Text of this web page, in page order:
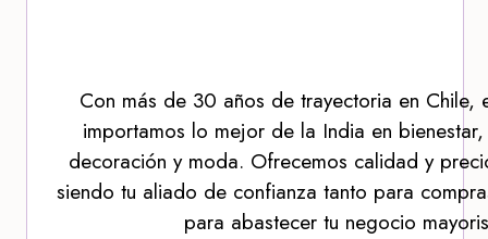
Con más de 30 años de trayectoria en Chile,
importamos lo mejor de la India en
decoración y moda. Ofrecemos calidad y
siendo tu aliado de confianza tanto para
para abastecer tu negocio